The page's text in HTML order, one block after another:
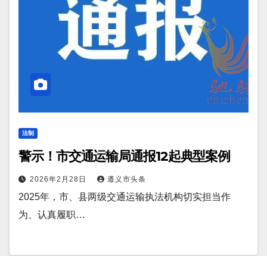
法制
警示！市交通运输局通报12起典型案例
2026年2月28日 遵义市头条
2025年，市、县两级交通运输执法机构切实担当作
为、认真履职…